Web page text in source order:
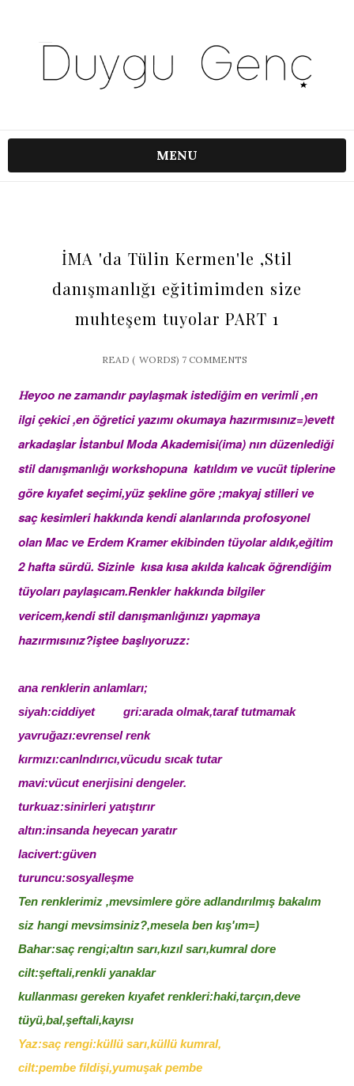
MENU
İMA 'da Tülin Kermen'le ,Stil
danışmanlığı eğitimimden size
muhteşem tuyolar PART 1
READ ( WORDS) 7 COMMENTS
Heyoo ne zamandır paylaşmak istediğim en verimli ,en
ilgi çekici ,en öğretici yazımı okumaya hazırmısınız=)evett
arkadaşlar İstanbul Moda Akademisi(ima) nın düzenlediği
stil danışmanlığı workshopuna katıldım ve vucüt tiplerine
göre kıyafet seçimi,yüz şekline göre ;makyaj stilleri ve
saç kesimleri hakkında kendi alanlarında profosyonel
olan Mac ve Erdem Kramer ekibinden tüyolar aldık,eğitim
2 hafta sürdü. Sizinle kısa kısa akılda kalıcak öğrendiğim
tüyoları paylaşıcam.Renkler hakkında bilgiler
vericem,kendi stil danışmanlığınızı yapmaya
hazırmısınız?iştee başlıyoruzz:
ana renklerin anlamları;
siyah:ciddiyet gri:arada olmak,taraf tutmamak
yavruğazı:evrensel renk
kırmızı:canlndırıcı,vücudu sıcak tutar
mavi:vücut enerjisini dengeler.
turkuaz:sinirleri yatıştırır
altın:insanda heyecan yaratır
lacivert:güven
turuncu:sosyalleşme
Ten renklerimiz ,mevsimlere göre adlandırılmış bakalım
siz hangi mevsimsiniz?,mesela ben kış'ım=)
Bahar:saç rengi;altın sarı,kızıl sarı,kumral dore
cilt:şeftali,renkli yanaklar
kullanması gereken kıyafet renkleri:haki,tarçın,deve
tüyü,bal,şeftali,kayısı
Yaz:saç rengi:küllü sarı,küllü kumral,
cilt:pembe fildişi,yumuşak pembe